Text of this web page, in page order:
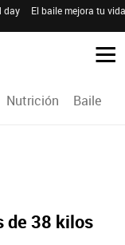
day El baile mejora tu
Nutrición Baile
de 38 kilos